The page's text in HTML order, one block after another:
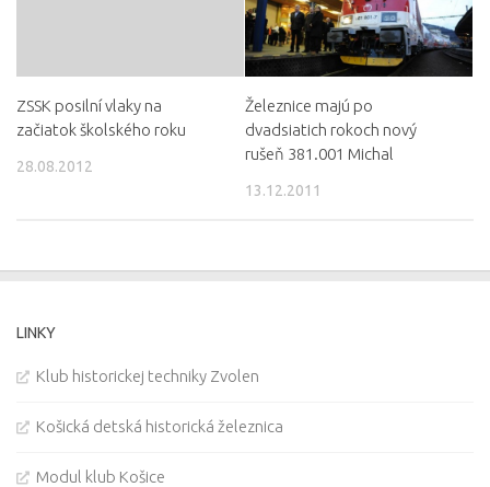
ZSSK posilní vlaky na
začiatok školského roku
28.08.2012
Železnice majú po
dvadsiatich rokoch nový
rušeň 381.001 Michal
13.12.2011
LINKY
Klub historickej techniky Zvolen
Košická detská historická železnica
Modul klub Košice